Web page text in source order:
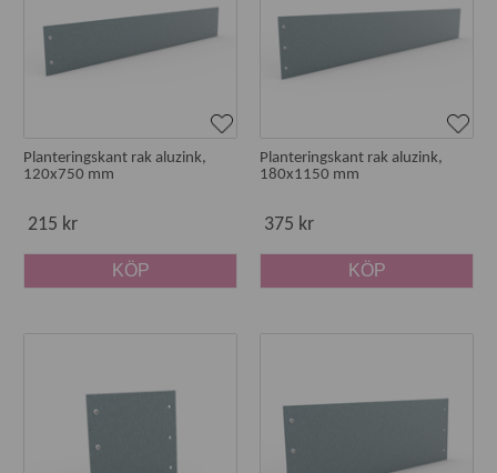
Planteringskant rak aluzink,
120x750 mm
215 kr
KÖP
Planteringskant rak aluzink,
180x1150 mm
375 kr
KÖP